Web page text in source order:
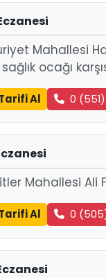
Mahallesi
ocağı
Al 0
Mahallesi Ali
Al 0